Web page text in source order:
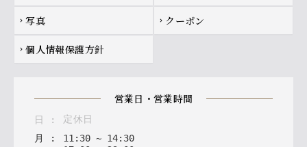
chevron_right 写真 chevron_right クーポン
chevron_right 個人情報保護方針
営業日・営業時間
日 :
定休日
月
: 11 : 30 ~ 14: 30